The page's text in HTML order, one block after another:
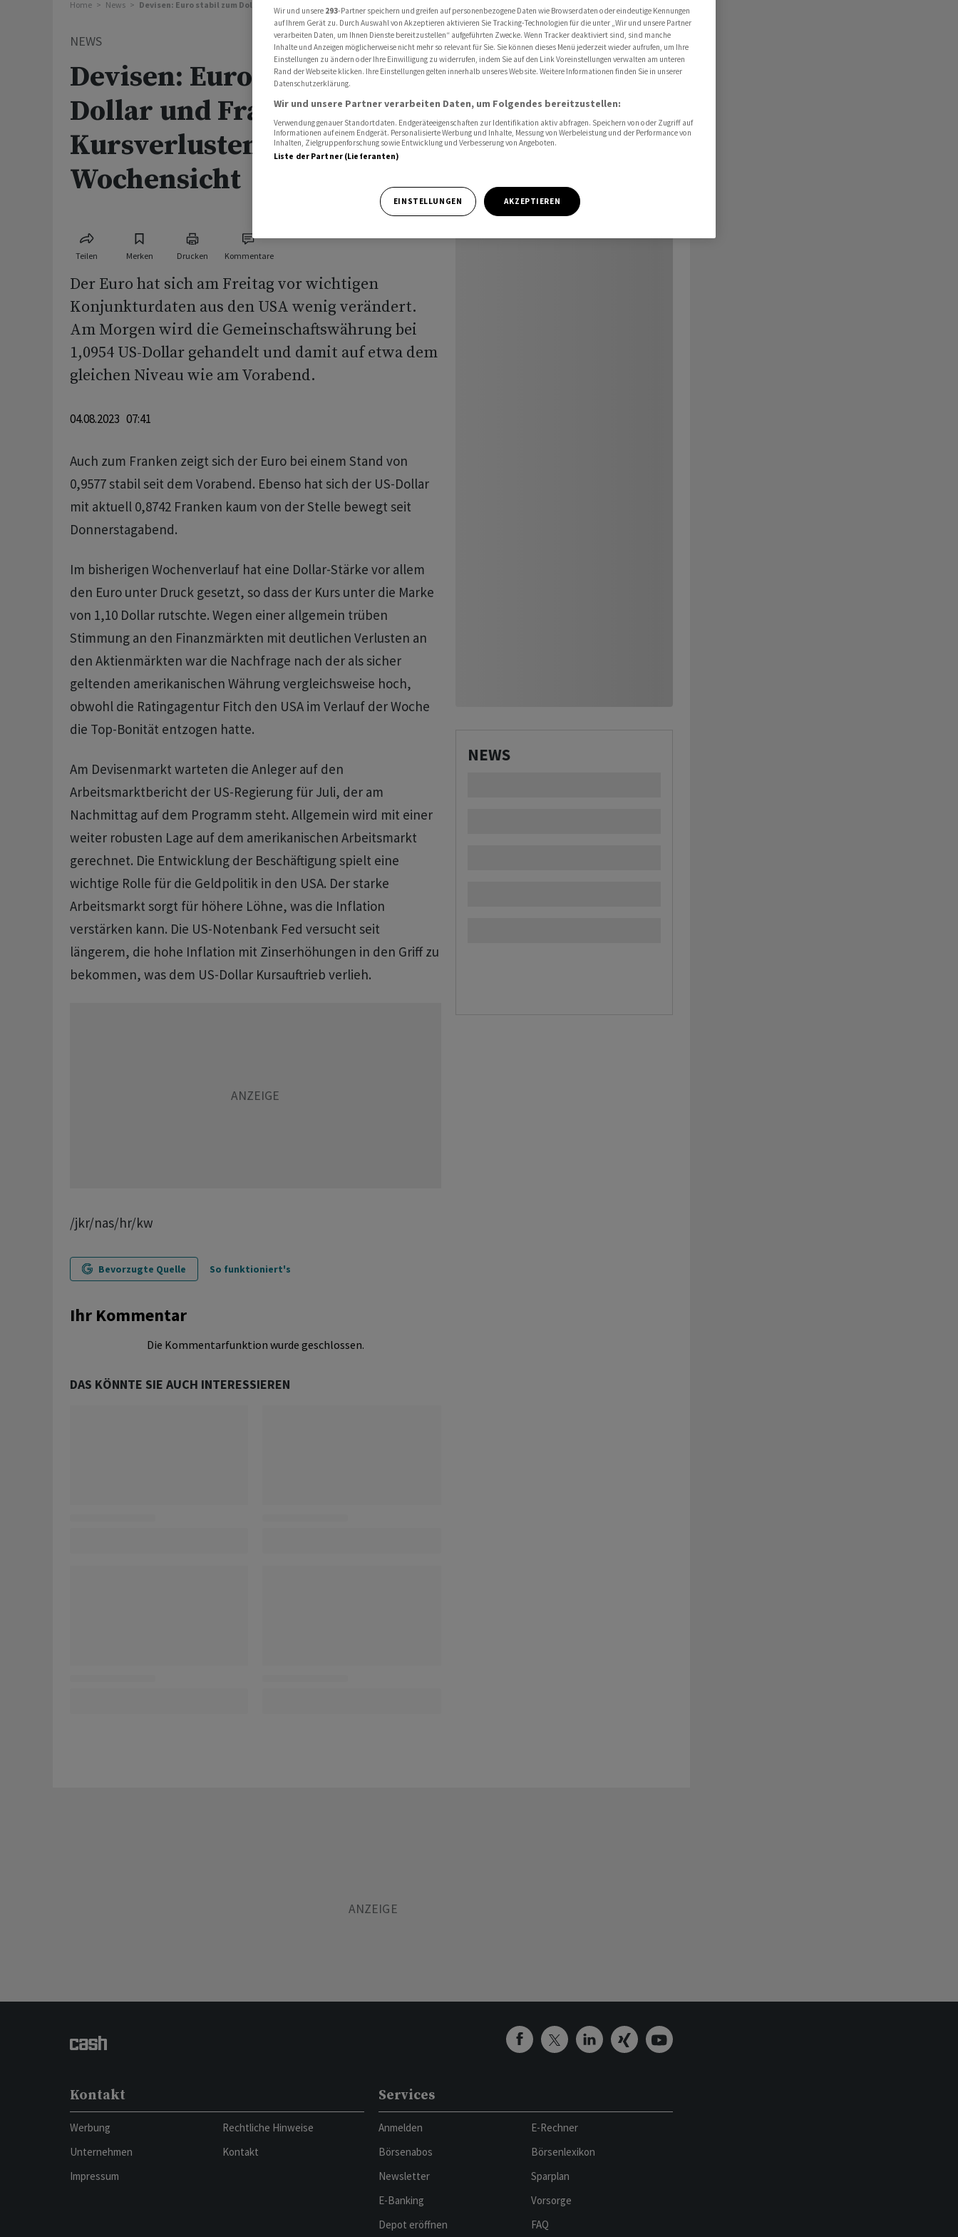
Home News Devisen: Euro stabil zum Dollar und Franken nach Kursverlusten auf Wochensicht
NEWS
Devisen: Euro stabil zum
Dollar und Franken nach
Kursverlusten auf
Wochensicht
Teilen Merken Drucken Kommentare
Der Euro hat sich am Freitag vor wichtigen
Konjunkturdaten aus den USA wenig verändert.
Am Morgen wird die Gemeinschaftswährung bei
1,0954 US-Dollar gehandelt und damit auf etwa dem
gleichen Niveau wie am Vorabend.
04.08.2023 07:41
Auch zum Franken zeigt sich der Euro bei einem Stand von
0,9577 stabil seit dem Vorabend. Ebenso hat sich der US-Dollar
mit aktuell 0,8742 Franken kaum von der Stelle bewegt seit
Donnerstagabend.
Im bisherigen Wochenverlauf hat eine Dollar-Stärke vor allem
den Euro unter Druck gesetzt, so dass der Kurs unter die Marke
von 1,10 Dollar rutschte. Wegen einer allgemein trüben
Stimmung an den Finanzmärkten mit deutlichen Verlusten an
den Aktienmärkten war die Nachfrage nach der als sicher
geltenden amerikanischen Währung vergleichsweise hoch,
obwohl die Ratingagentur Fitch den USA im Verlauf der Woche
die Top-Bonität entzogen hatte.
Am Devisenmarkt warteten die Anleger auf den
Arbeitsmarktbericht der US-Regierung für Juli, der am
Nachmittag auf dem Programm steht. Allgemein wird mit einer
weiter robusten Lage auf dem amerikanischen Arbeitsmarkt
gerechnet. Die Entwicklung der Beschäftigung spielt eine
wichtige Rolle für die Geldpolitik in den USA. Der starke
Arbeitsmarkt sorgt für höhere Löhne, was die Inflation
verstärken kann. Die US-Notenbank Fed versucht seit
längerem, die hohe Inflation mit Zinserhöhungen in den Griff zu
bekommen, was dem US-Dollar Kursauftrieb verlieh.
/jkr/nas/hr/kw
Bevorzugte Quelle So funktioniert's
Ihr Kommentar
Die Kommentarfunktion wurde geschlossen.
DAS KÖNNTE SIE AUCH INTERESSIEREN
NEWS
Kontakt
Werbung
Unternehmen
Impressum
Rechtliche Hinweise
Kontakt
Services
Anmelden
Börsenabos
Newsletter
E-Banking
Depot eröffnen
E-Rechner
Börsenlexikon
Sparplan
Vorsorge
FAQ
Wir und unsere 293-Partner speichern und greifen auf personenbezogene Daten wie Browserdaten oder eindeutige Kennungen
auf Ihrem Gerät zu. Durch Auswahl von Akzeptieren aktivieren Sie Tracking-Technologien für die unter „Wir und unsere Partner
verarbeiten Daten, um Ihnen Dienste bereitzustellen“ aufgeführten Zwecke. Wenn Tracker deaktiviert sind, sind manche
Inhalte und Anzeigen möglicherweise nicht mehr so relevant für Sie. Sie können dieses Menü jederzeit wieder aufrufen, um Ihre
Einstellungen zu ändern oder Ihre Einwilligung zu widerrufen, indem Sie auf den Link Voreinstellungen verwalten am unteren
Rand der Webseite klicken. Ihre Einstellungen gelten innerhalb unseres Website. Weitere Informationen finden Sie in unserer
Datenschutzerklärung.
Wir und unsere Partner verarbeiten Daten, um Folgendes bereitzustellen:
Verwendung genauer Standortdaten. Endgeräteeigenschaften zur Identifikation aktiv abfragen. Speichern von oder Zugriff auf
Informationen auf einem Endgerät. Personalisierte Werbung und Inhalte, Messung von Werbeleistung und der Performance von
Inhalten, Zielgruppenforschung sowie Entwicklung und Verbesserung von Angeboten.
Liste der Partner (Lieferanten)
EINSTELLUNGEN AKZEPTIEREN